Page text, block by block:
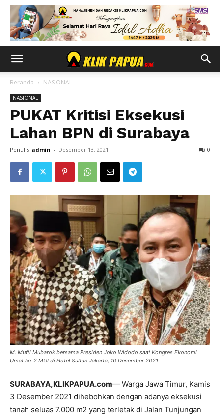
Beranda NASIONAL
NASIONAL
PUKAT Kritisi Eksekusi
Lahan BPN di Surabaya
Penulis admin - Desember 13, 2021 0
M. Mufti Mubarok bersama Presiden Joko Widodo saat Kongres Ekonomi
Umat ke-2 MUI di Hotel Sultan Jakarta, 10 Desember 2021
SURABAYA,KLIKPAPUA.com— Warga Jawa Timur, Kamis
3 Desember 2021 dihebohkan dengan adanya eksekusi
tanah seluas 7.000 m2 yang terletak di Jalan Tunjungan